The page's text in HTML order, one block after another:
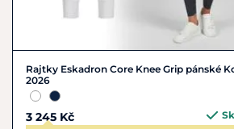
Nepoužívat aviváž, nesušit v sušičce,
Rajtky Eskadron Core Knee Grip pánské
2026
3 245 Kč